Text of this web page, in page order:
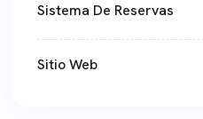
Sistema De Reservas
Sitio Web